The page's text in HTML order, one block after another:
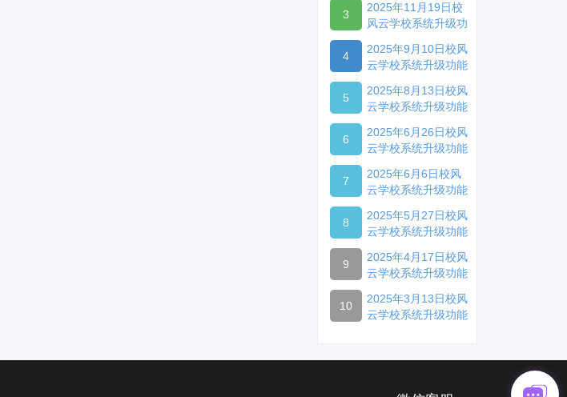
3
2025年11月19日校
风云学校系统升级功
4
2025年9月10日校风
云学校系统升级功能
5
2025年8月13日校风
云学校系统升级功能
6
2025年6月26日校风
云学校系统升级功能
7
2025年6月6日校风
云学校系统升级功能
8
2025年5月27日校风
云学校系统升级功能
9
2025年4月17日校风
云学校系统升级功能
10
2025年3月13日校风
云学校系统升级功能